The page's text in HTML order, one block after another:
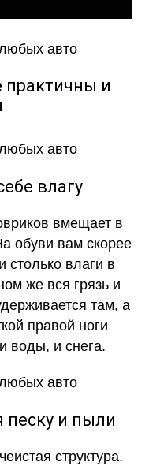
практичны и
влагу
вмещает в
обуви вам скорее
столько влаги в
же вся грязь и
там, а
правой ноги
воды, и снега.
песку и пыли
структура.